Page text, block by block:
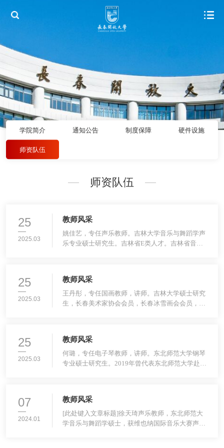
学院简介 通知公告 制度保障 硬件设施
师资队伍
师资队伍
25
2025.03
教师风采
姚佳艺，专任声乐教师。吉林大学音乐与舞蹈学声
乐专业硕士研究生。吉林省E类人才。吉林省音乐
全国艺术水平考级大赛”声乐专业一等奖。“第三届
中华颂”比赛声乐金奖、钢琴金奖。“韩·中国际声乐
比赛”歌剧咏叹调职业组二等奖。
25
2025.03
教师风采
王丹彤，专任国画教师，讲师。吉林大学硕士研究
生，长春美术家协会会员，长春冰雪画会会员，
参加亚冬会书画展并入作品集。代表作品有《秋
实》《国色天香》《花香满园》等。
25
2025.03
教师风采
何璐，专任电子琴教师，讲师。东北师范大学钢琴
专业硕士研究生。2019年曾代表东北师范大学赴台
专任国画教师，讲师。吉林大学硕士研究生，长春
美术家协会会员，长春冰雪画会会员，2024年吉林
省人才省域E
07
2024.01
教师风采
[此处键入文章标题]徐天琦声乐教师，东北师范大
学音乐与舞蹈学硕士，获维也纳国际音乐大赛声乐